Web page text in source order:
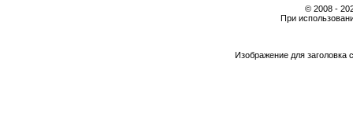
© 2008 -
При
Изображение для